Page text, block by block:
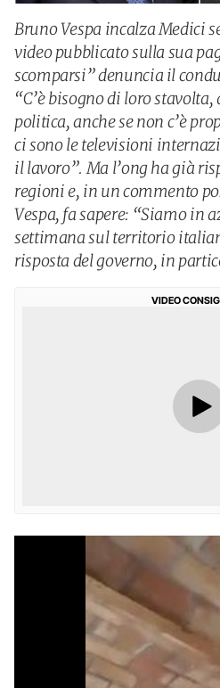
Bruno Vespa incalza Medici
video pubblicato sulla sua
scomparsi” denuncia il
“C’è bisogno di loro stavolta,
politica, anche se non c’è
ci sono le televisioni
il lavoro”. Ma l’ong ha già
regioni e, in un commento
Vespa, fa sapere: “Siamo in
settimana sul territorio
risposta del governo, in
VIDEO